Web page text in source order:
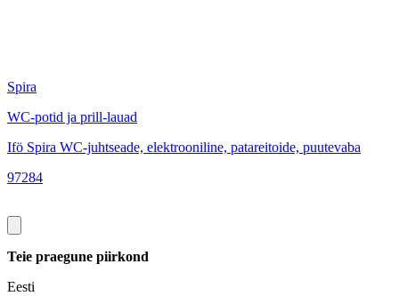
Spira
WC-potid ja prill-lauad
Ifö Spira WC-juhtseade, elektrooniline, patareitoide, puutevaba
97284
Teie praegune piirkond
Eesti